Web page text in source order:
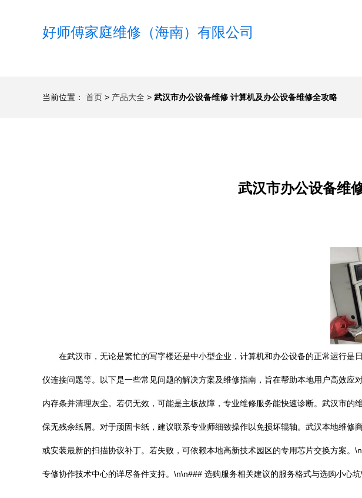
好师傅家庭维修（海南）有限公司
当前位置： 首页 > 产品大全 > 武汉市办公设备维修 计算机及办公设备维修全攻略
武汉市办公设备维
在武汉市，无论是繁忙的写字楼还是中小型企业，计算机和办公设备的正常运行
仪连接问题等。以下是一些常见问题的解决方案及维修指南，旨在帮助本地用户高效应
内存条并清理灰尘。若仍无效，可能是主板故障，专业维修服务能快速诊断。武汉市的
保无残余纸屑。对于顽固卡纸，建议联系专业师细致操作以免损坏辊轴。武汉本地维修
或安装最新的扫描协议补丁。若失败，可依赖本地高新技术园区的专用芯片交换方案。
专修协作技术中心的详尽备件支持。\n\n### 选购服务相关建议的服务格式与选购小心坑